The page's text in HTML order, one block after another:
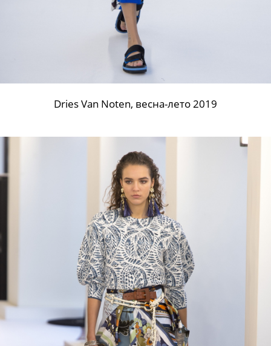
Dries Van Noten, весна-лето 2019